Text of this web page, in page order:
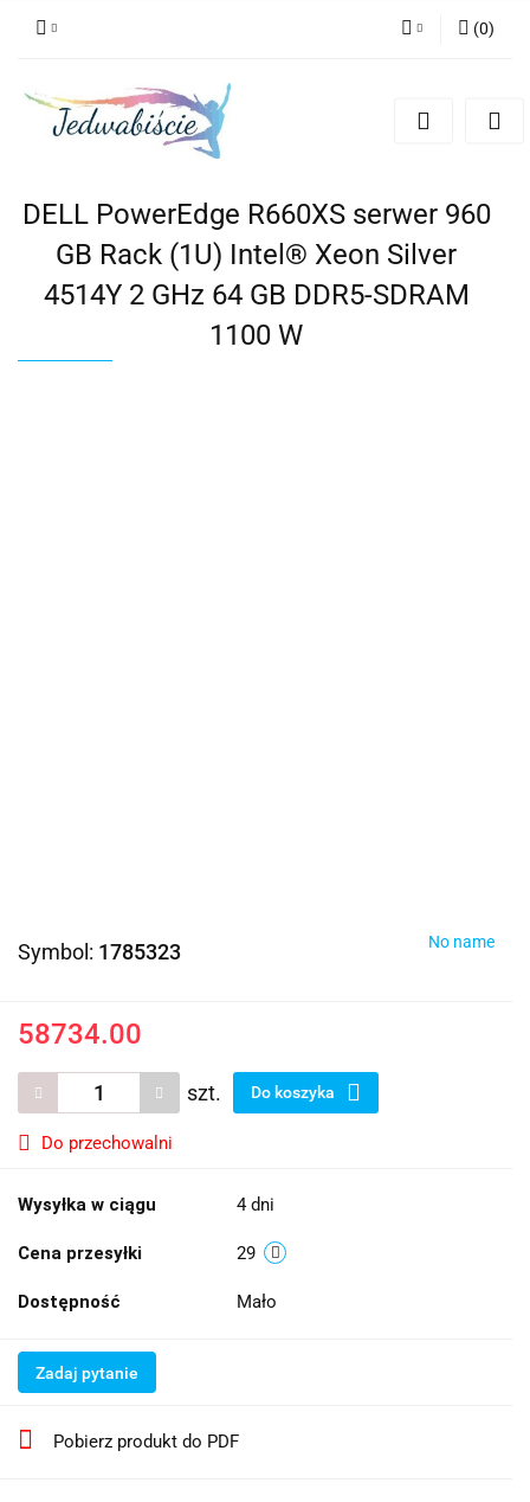
Zarejestruj się
(0)
DELL PowerEdge R660XS serwer 960
GB Rack (1U) Intel® Xeon Silver
4514Y 2 GHz 64 GB DDR5-SDRAM
1100 W
Symbol: 1785323 No name
58734.00
szt. Do koszyka
Do przechowalni
Wysyłka w ciągu 4 dni
Cena przesyłki 29
Dostępność Mało
Zadaj pytanie
Pobierz produkt do PDF